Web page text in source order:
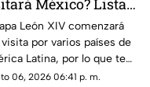
México? Lista
de los
de América
a los que llegará
León XIV comenzará
visita por varios países de
Latina, por lo que te
la lista de cuáles
06, 2026 06:41 p. m.